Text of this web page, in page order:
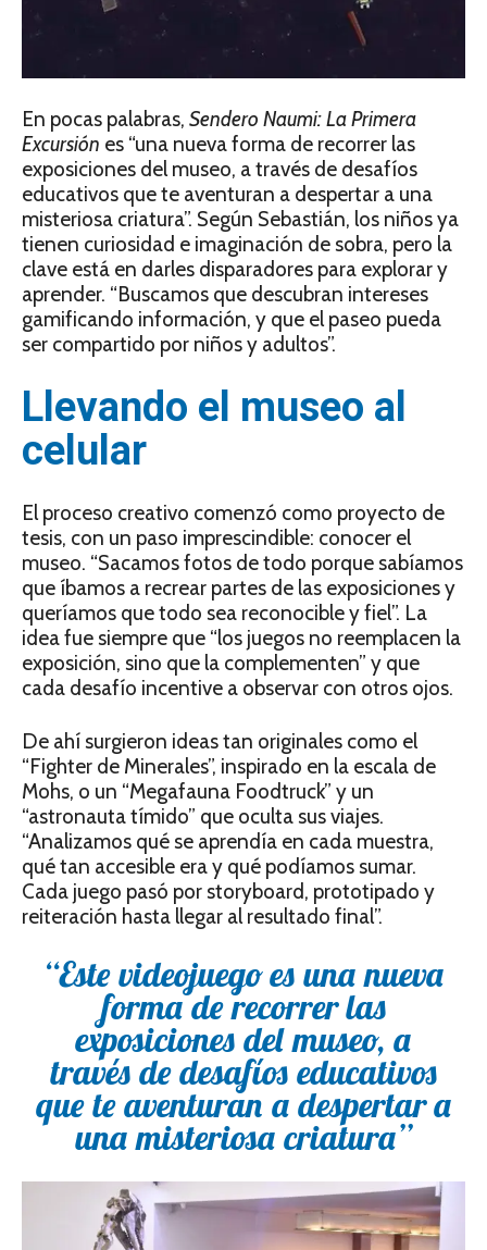
En pocas palabras, Sendero Naumi: La Primera
Excursión es “una nueva forma de recorrer las
exposiciones del museo, a través de desafíos
educativos que te aventuran a despertar a una
misteriosa criatura”. Según Sebastián, los niños ya
tienen curiosidad e imaginación de sobra, pero la
clave está en darles disparadores para explorar y
aprender. “Buscamos que descubran intereses
gamificando información, y que el paseo pueda
ser compartido por niños y adultos”.
Llevando el museo al
celular
El proceso creativo comenzó como proyecto de
tesis, con un paso imprescindible: conocer el
museo. “Sacamos fotos de todo porque sabíamos
que íbamos a recrear partes de las exposiciones y
queríamos que todo sea reconocible y fiel”. La
idea fue siempre que “los juegos no reemplacen la
exposición, sino que la complementen” y que
cada desafío incentive a observar con otros ojos.
De ahí surgieron ideas tan originales como el
“Fighter de Minerales”, inspirado en la escala de
Mohs, o un “Megafauna Foodtruck” y un
“astronauta tímido” que oculta sus viajes.
“Analizamos qué se aprendía en cada muestra,
qué tan accesible era y qué podíamos sumar.
Cada juego pasó por storyboard, prototipado y
reiteración hasta llegar al resultado final”.
“Este videojuego es una nueva
forma de recorrer las
exposiciones del museo, a
través de desafíos educativos
que te aventuran a despertar a
una misteriosa criatura”